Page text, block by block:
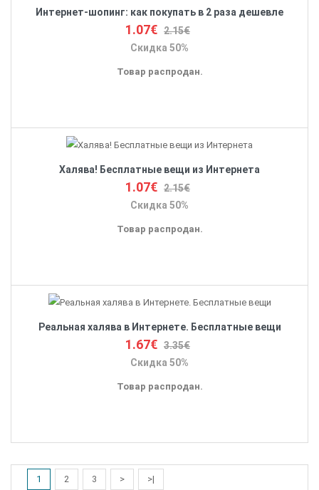
Интернет-шопинг: как покупать в 2 раза дешевле
1.07€ 2.15€
Скидка 50%
Товар распродан.
Халява! Бесплатные вещи из Интернета
1.07€ 2.15€
Скидка 50%
Товар распродан.
Реальная халява в Интернете. Бесплатные вещи
1.67€ 3.35€
Скидка 50%
Товар распродан.
1 2 3 >
>|